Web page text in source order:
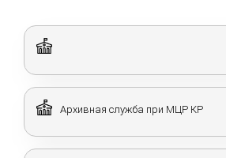
Архивная служба при МЦР КР